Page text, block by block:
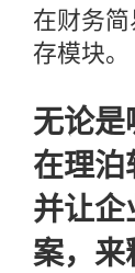
在财务
存模块。
无论是
在理泊
并让企
案，来